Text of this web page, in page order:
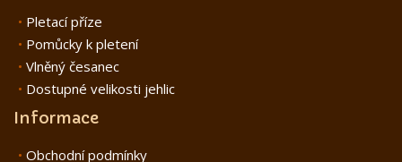
Pletací příze
Pomůcky k pletení
Vlněný česanec
Dostupné velikosti jehlic
Informace
Obchodní podmínky